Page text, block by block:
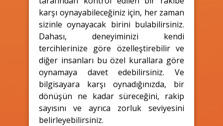
karşı oynayabileceğiniz için, her zaman
sizinle oynayacak birini bulabilirsiniz.
Dahası, deneyiminizi kendi
tercihlerinize göre özelleştirebilir ve
diğer insanları bu özel kurallara göre
oynamaya davet edebilirsiniz. Ve
bilgisayara karşı oynadığınızda, bir
dönüşün ne kadar süreceğini, rakip
sayısını ve ayrıca zorluk seviyesini
belirleyebilirsiniz.